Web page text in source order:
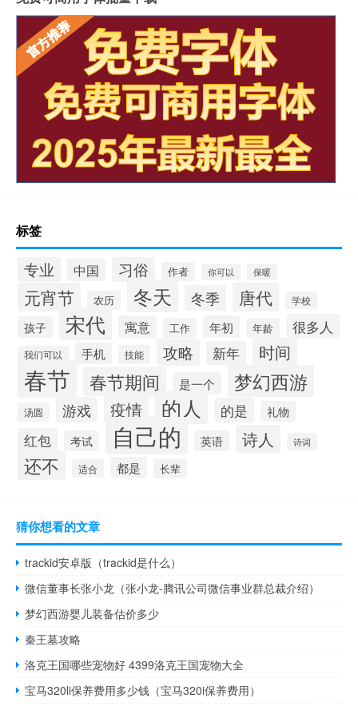
标签
专业 中国 习俗 作者 你可以 保暖
元宵节 农历 冬天 冬季 唐代 学校
孩子 宋代 寓意 工作 年初 年龄 很多人
我们可以 手机 技能 攻略 新年 时间
春节 春节期间 是一个 梦幻西游
汤圆 游戏 疫情 的人 的是 礼物
红包 考试 自己的 英语 诗人 诗词
还不 适合 都是 长辈
猜你想看的文章
trackid安卓版（trackid是什么）
微信董事长张小龙（张小龙-腾讯公司微信事业群总裁介绍）
梦幻西游婴儿装备估价多少
秦王墓攻略
洛克王国哪些宠物好 4399洛克王国宠物大全
宝马320li保养费用多少钱（宝马320i保养费用）